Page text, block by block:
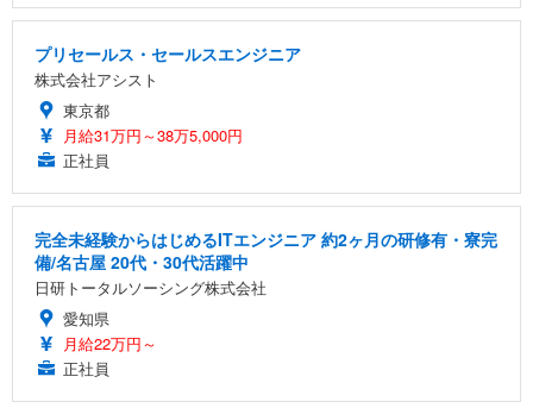
プリセールス・セールスエンジニア
株式会社アシスト
東京都
月給31万円～38万5,000円
正社員
完全未経験からはじめるITエンジニア 約2ヶ月の研修有・寮完
備/名古屋 20代・30代活躍中
日研トータルソーシング株式会社
愛知県
月給22万円～
正社員